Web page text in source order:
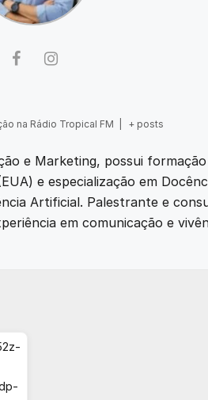
na Rádio Tropical FM + posts
e Marketing, possui
e especialização em
Artificial. Palestrante e
em comunicação e